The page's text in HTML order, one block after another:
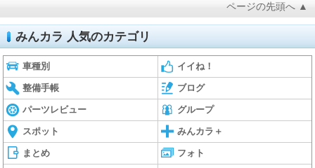
ページの先頭へ ▲
みんカラ 人気のカテゴリ
車種別 イイね！
整備手帳 ブログ
パーツレビュー グループ
スポット みんカラ＋
まとめ フォト